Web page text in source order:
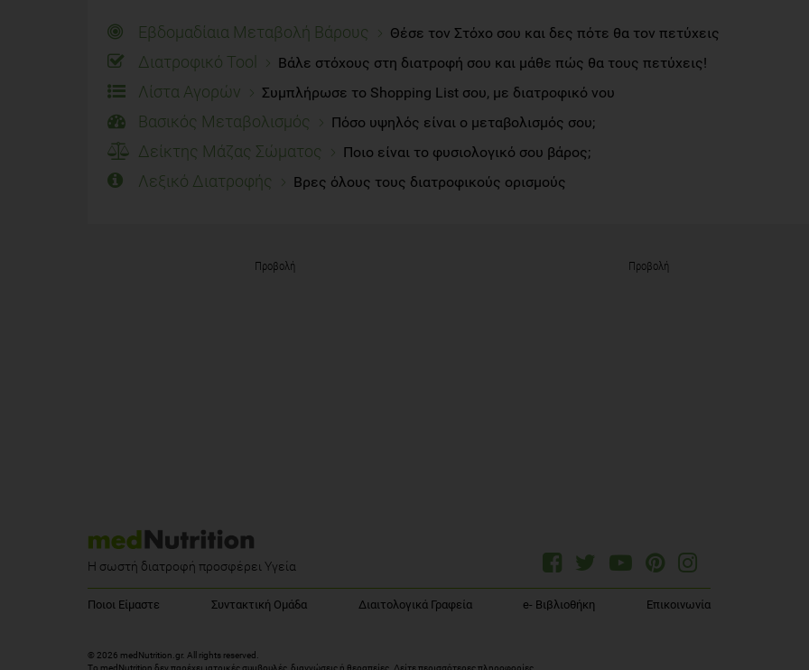
Εβδομαδίαια Μεταβολή Βάρους Θέσε τον Στόχο σου και δες πότε θα τον πετύχεις
Διατροφικό Tool Βάλε στόχους στη διατροφή σου και μάθε πώς θα τους πετύχεις!
Λίστα Αγορών Συμπλήρωσε το Shopping List σου, με διατροφικό νου
Βασικός Μεταβολισμός Πόσο υψηλός είναι ο μεταβολισμός σου;
Δείκτης Μάζας Σώματος Ποιο είναι το φυσιολογικό σου βάρος;
Λεξικό Διατροφής Βρες όλους τους διατροφικούς ορισμούς
Προβολή Προβολή
Η σωστή διατροφή προσφέρει Υγεία
Ποιοι Είμαστε Συντακτική Ομάδα Διαιτολογικά Γραφεία e- Βιβλιοθήκη Επικοινωνία
© 2026 medNutrition.gr. All rights reserved.
Το medNutrition δεν παρέχει ιατρικές συμβουλές, διαγνώσεις ή θεραπείες. Δείτε περισσότερες πληροφορίες